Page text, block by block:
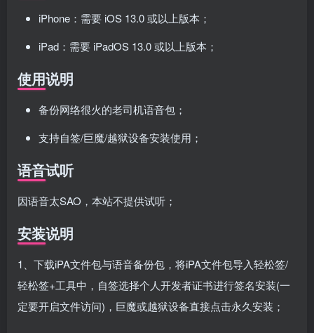
iPhone：需要 iOS 13.0 或以上版本；
iPad：需要 iPadOS 13.0 或以上版本；
使用说明
备份网络很火的老司机语音包；
支持自签/巨魔/越狱设备安装使用；
语音试听
因语音太SAO，本站不提供试听；
安装说明
1、下载iPA文件包与语音备份包，将iPA文件包导入轻松签/
轻松签+工具中，自签选择个人开发者证书进行签名安装(一
定要开启文件访问)，巨魔或越狱设备直接点击永久安装；